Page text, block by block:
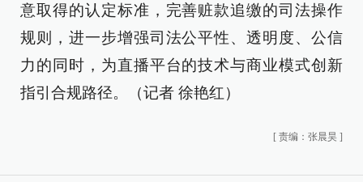
意取得的认定标准，完善赃款追缴的司法操作
规则，进一步增强司法公平性、透明度、公信
力的同时，为直播平台的技术与商业模式创新
指引合规路径。（记者 徐艳红）
[ 责编：张晨昊 ]